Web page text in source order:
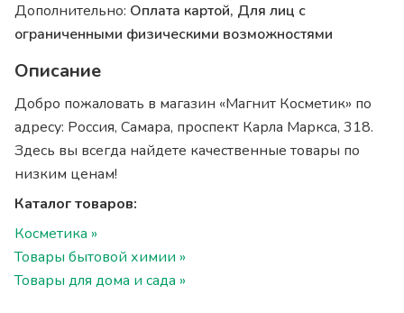
Дополнительно: Оплата картой, Для лиц с
ограниченными физическими возможностями
Описание
Добро пожаловать в магазин «Магнит Косметик» по
адресу: Россия, Самара, проспект Карла Маркса, 318.
Здесь вы всегда найдете качественные товары по
низким ценам!
Каталог товаров:
Косметика »
Товары бытовой химии »
Товары для дома и сада »